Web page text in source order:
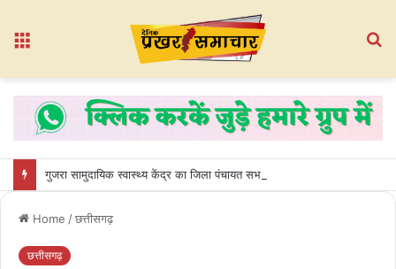
Home /छत्तीसगढ़
छत्तीसगढ़